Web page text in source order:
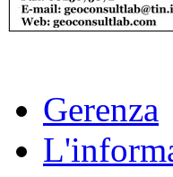
Gerenza